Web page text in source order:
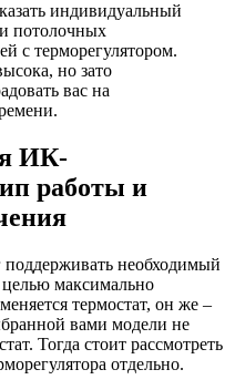
индивидуальный
потолочных
с терморегулятором.
но зато
вас на
ИК-
работы и
поддерживать необходимый
максимально
термостат, он же –
вами модели не
Тогда стоит рассмотреть
отдельно.